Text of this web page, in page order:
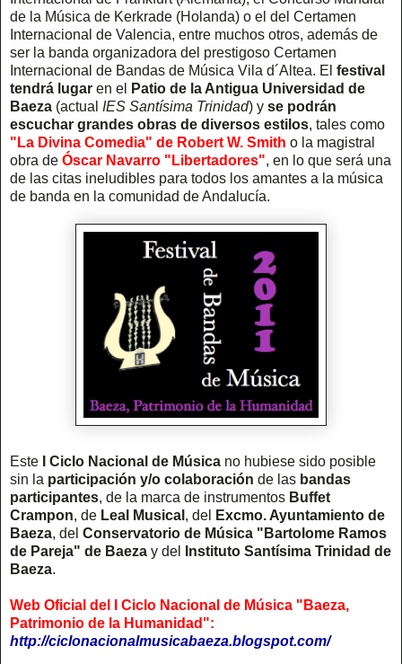
de la Música de Kerkrade (Holanda) o el del Certamen
Internacional de Valencia, entre muchos otros, además de
ser la banda organizadora del prestigoso Certamen
Internacional de Bandas de Música Vila d´Altea. El festival
tendrá lugar en el
Patio de la Antigua Universidad de
Baeza (actual IES Santísima Trinidad) y se podrán
escuchar grandes obras de diversos estilos, tales como
"La Divina Comedia" de Robert W. Smith o la magistral
obra de Óscar Navarro "Libertadores", en lo que será una
de las citas ineludibles para todos los amantes a la música
de banda en la comunidad de Andalucía.
Este I Ciclo Nacional de Música no hubiese sido posible
sin la participación y/o colaboración de las bandas
participantes, de la marca de instrumentos Buffet
Crampon, de Leal Musical , del
Excmo. Ayuntamiento de
Baeza, del Conservatorio de Música "Bartolome Ramos
de Pareja" de Baeza y del
Instituto Santísima Trinidad de
Baeza.
Web Oficial del I Ciclo Nacional de Música "Baeza,
Patrimonio de la Humanidad":
http://ciclonacionalmusicabaeza.blogspot.com/